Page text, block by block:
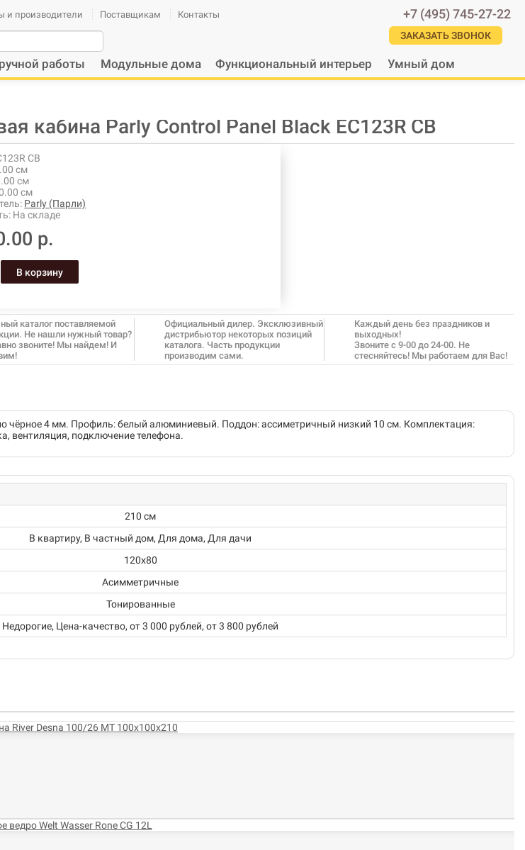
+7 (495) 745-27-22
ЗАКАЗАТЬ ЗВОНОК
и производители Поставщикам Контакты
работы Модульные дома Функциональный интерьер Умный дом
кабина Parly Control Panel Black EC123R CB
CB
см
см
см
Parly (Парли)
На складе
р.
каталог поставляемой
Не нашли нужный товар?
звоните! Мы найдем! И
Официальный дилер. Эксклюзивный
дистрибьютор некоторых позиций
каталога. Часть продукции
производим сами.
Каждый день без праздников и
выходных!
Звоните с 9-00 до 24-00. Не
стесняйтесь! Мы работаем для Вас!
чёрное 4 мм. Профиль: белый алюминиевый. Поддон: ассиметричный низкий 10 см. Комплектация:
вентиляция, подключение телефона.
210 см
В квартиру, В частный дом, Для дома, Для дачи
120x80
Асимметричные
Тонированные
Недорогие, Цена-качество, от 3 000 рублей, от 3 800 рублей